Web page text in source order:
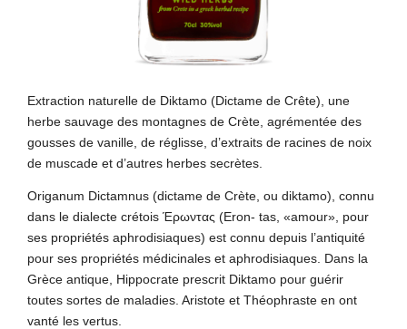
Extraction naturelle de Diktamo (Dictame de Crête), une
herbe sauvage des montagnes de Crète, agrémentée des
gousses de vanille, de réglisse, d’extraits de racines de noix
de muscade et d’autres herbes secrètes.
Origanum Dictamnus (dictame de Crète, ou diktamo), connu
dans le dialecte crétois Έρωντας (Eron- tas, «amour», pour
ses propriétés aphrodisiaques) est connu depuis l’antiquité
pour ses propriétés médicinales et aphrodisiaques. Dans la
Grèce antique, Hippocrate prescrit Diktamo pour guérir
toutes sortes de maladies. Aristote et Théophraste en ont
vanté les vertus.